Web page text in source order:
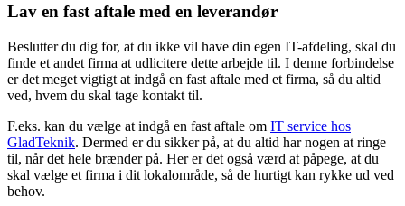
Lav en fast aftale med en leverandør
Beslutter du dig for, at du ikke vil have din egen IT-afdeling, skal du
finde et andet firma at udlicitere dette arbejde til. I denne forbindelse
er det meget vigtigt at indgå en fast aftale med et firma, så du altid
ved, hvem du skal tage kontakt til.
F.eks. kan du vælge at indgå en fast aftale om IT service hos
GladTeknik. Dermed er du sikker på, at du altid har nogen at ringe
til, når det hele brænder på. Her er det også værd at påpege, at du
skal vælge et firma i dit lokalområde, så de hurtigt kan rykke ud ved
behov.